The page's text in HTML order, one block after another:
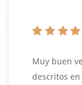
Muy buen
descritos